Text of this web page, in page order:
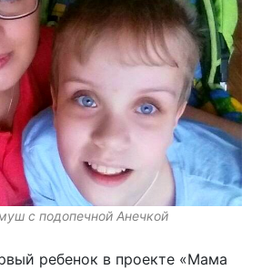
с подопечной Анечкой
ребенок в проекте «Мама